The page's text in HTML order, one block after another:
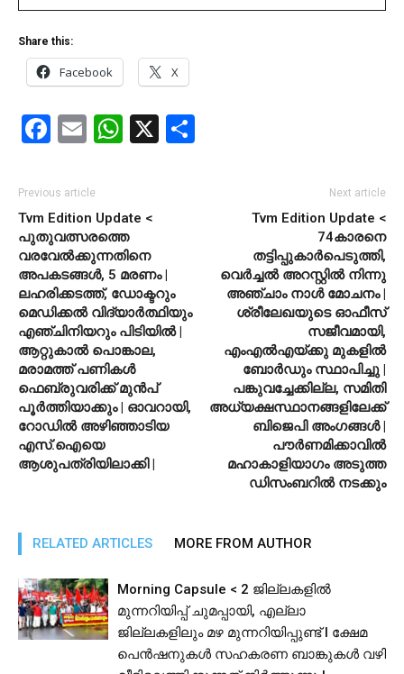
Share this:
Facebook X
Facebook
EmailWhatsApp
X
Previous article
Tvm Edition Update <
പുതുവത്സരത്തെ
വരവേല്‍ക്കുന്നതിനെ
അപകടങ്ങള്‍, 5 മരണം |
ലഹരിക്കടത്ത്, ഡോക്ടറും
മെഡിക്കല്‍ വിദ്യാര്‍ത്ഥിയും
എഞ്ചിനിയറും പിടിയില്‍ |
ആറ്റുകാല്‍ പൊങ്കാല,
മരാമത്ത് പണികള്‍
ഫെബ്രുവരിക്ക് മുന്‍പ്
പൂര്‍ത്തിയാക്കും | ഓവറായി,
റോഡില്‍ അഴിഞ്ഞാടിയ
എസ്.ഐയെ
ആശുപത്രിയിലാക്കി |
Next article
Tvm Edition Update <
74കാരനെ
തട്ടിപ്പുകാര്‍പെടുത്തി,
വെര്‍ച്ചല്‍ അറസ്റ്റില്‍ നിന്നു
അഞ്ചാം നാള്‍ മോചനം |
ശ്രീലേഖയുടെ ഓഫീസ്
സജീവമായി,
എംഎല്‍എയ്ക്കു മുകളില്‍
ബോര്‍ഡും സ്ഥാപിച്ചു |
പങ്കുവച്ചേക്കില്ല, സമിതി
അധ്യക്ഷസ്ഥാനങ്ങളിലേക്ക്
ബിജെപി അംഗങ്ങള്‍ |
പൗര്‍ണമിക്കാവില്‍
മഹാകാളിയാഗം അടുത്ത
ഡിസംബറില്‍ നടക്കും
RELATED ARTICLES MORE FROM AUTHOR
Morning Capsule < 2 ജില്ലകളിൽ
മുന്നറിയിപ്പ് ചുമപ്പായി, എല്ലാ
ജില്ലകളിലും മഴ മുന്നറിയിപ്പുണ്ട് I ക്ഷേമ
പെൻഷനുകൾ സഹകരണ ബാങ്കുകൾ വഴി